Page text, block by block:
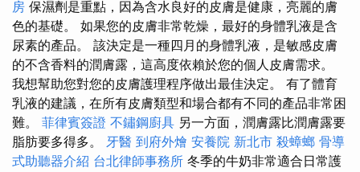
房 保濕劑是重點，因為含水良好的皮膚是健康，亮麗的膚
色的基礎。 如果您的皮膚非常乾燥，最好的身體乳液是含
尿素的產品。 該決定是一種四月的身體乳液，是敏感皮膚
的不含香料的潤膚露，這高度依賴於您的個人皮膚需求。
我想幫助您對您的皮膚護理程序做出最佳決定。 有了體育
乳液的建議，在所有皮膚類型和場合都有不同的產品非常困
難。 菲律賓簽證 不鏽鋼廚具 另一方面，潤膚露比潤膚露要
脂肪要多得多。 牙醫 到府外燴 安養院 新北市 殺蟑螂 骨導
式助聽器介紹 台北律師事務所 冬季的牛奶非常適合日常護